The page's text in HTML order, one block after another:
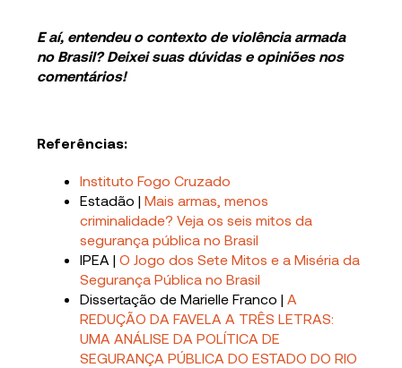
E aí, entendeu o contexto de violência armada
no Brasil? Deixei suas dúvidas e opiniões nos
comentários!
Referências:
Instituto Fogo Cruzado
Estadão |Mais armas, menos
criminalidade? Veja os seis mitos da
segurança pública no Brasil
IPEA |O Jogo dos Sete Mitos e a Miséria da
Segurança Pública no Brasil
Dissertação de Marielle Franco |A
REDUÇÃO DA FAVELA A TRÊS LETRAS:
UMA ANÁLISE DA POLÍTICA DE
SEGURANÇA PÚBLICA DO ESTADO DO RIO